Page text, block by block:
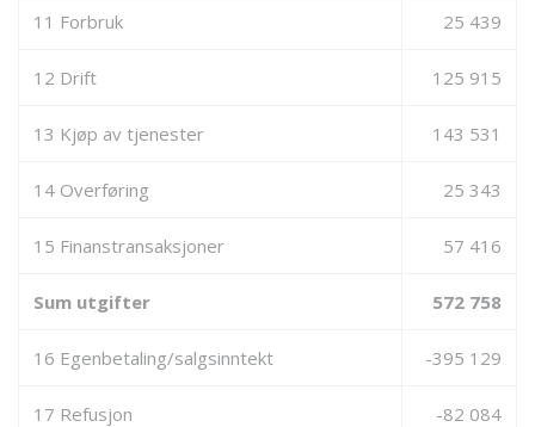
11 Forbruk 25 439
12 Drift 125 915
13 Kjøp av tjenester 143 531
14 Overføring 25 343
15 Finanstransaksjoner 57 416
Sum utgifter 572 758
16 Egenbetaling/salgsinntekt -395 129
17 Refusjon -82 084